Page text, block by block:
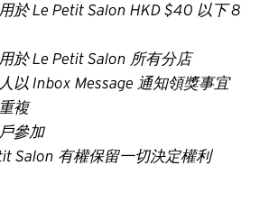
於 Le Petit Salon HKD $40 以下 8
於 Le Petit Salon 所有分店
以 Inbox Message 通知領獎事宜
複
參加
Salon 有權保留一切決定權利